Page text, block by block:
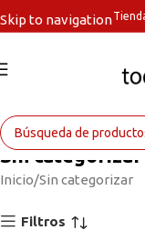
Skip to navigation
Sin categorizar
Inicio Sin categorizar
Filtros